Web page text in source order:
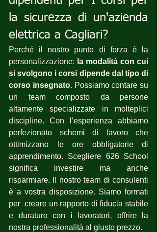
la sicurezza di un'azienda
elettrica a Cagliari?
Perché il nostro punto di forza è la
personalizzazione: la modalità con cui
si svolgono i corsi dipende dal tipo di
corso insegnato. Possiamo contare su
un team composto da persone
altamente specializzate in molteplici
discipline. Con l’esperienza abbiamo
perfezionato schemi di lavoro che
ottimizzano le ore obbligatorie di
apprendimento. Scegliere 626 School
significa investire ma anche
risparmiare. Il nostro team di consulenti
è a vostra disposizione. Siamo formati
per  creare un rapporto di fiducia stabile
e duraturo con i lavoratori, offrire la
nostra professionalità al giusto prezzo.